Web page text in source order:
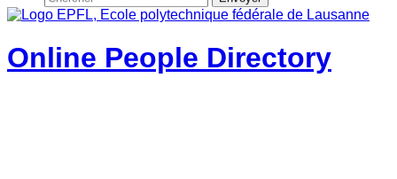
Online People Directory